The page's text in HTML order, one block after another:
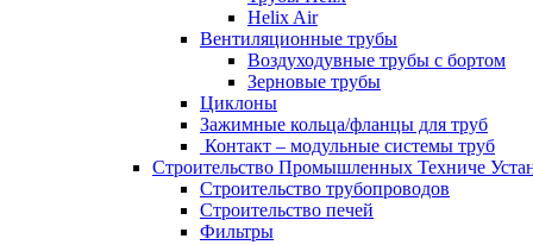
Helix Air
Вентиляционные трубы
Bоздуходувные трубы с бортом
Зерновые трубы
Циклоны
Зажимные кольца/фланцы для труб
Контакт – модульные системы труб
Строительство Промышленных Техниче
Строительство трубопроводов
Строительство печей
Фильтры